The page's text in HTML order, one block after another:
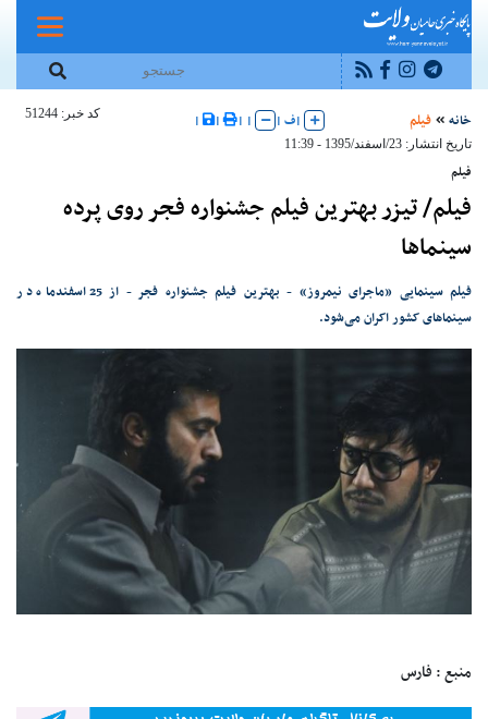
خانه فیلم |ف |
|
|
|
|
کد خبر: 51244
تاریخ انتشار: 23/اسفند/1395 - 11:39
فیلم
فیلم/ تیزر بهترین فیلم جشنواره فجر روی پرده
سینماها
فیلم سینمایی «ماجرای نیمروز» - بهترین فیلم جشنواره فجر - از 25 اسفندماه در
سینماهای کشور اکران می‌شود.
منبع : فارس